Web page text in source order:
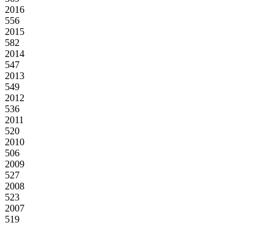
2016
556
2015
582
2014
547
2013
549
2012
536
2011
520
2010
506
2009
527
2008
523
2007
519